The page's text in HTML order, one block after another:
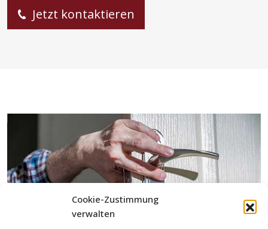
Cookie-Zustimmung
verwalten
Jetzt kontaktieren